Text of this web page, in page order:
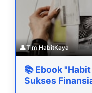
👤Tim HabitKaya
📚 Ebook
Sukses